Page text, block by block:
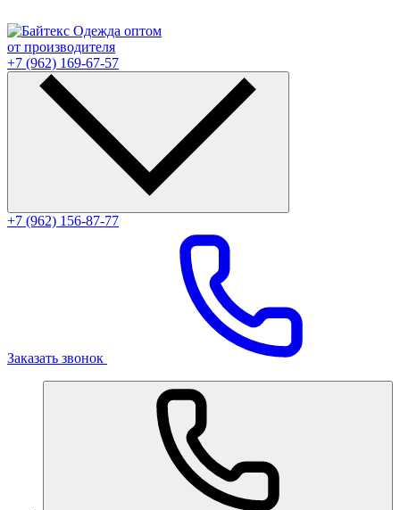
Одежда оптом
от производителя
+7 (962) 169-67-57
+7 (962) 156-87-77
Заказать звонок